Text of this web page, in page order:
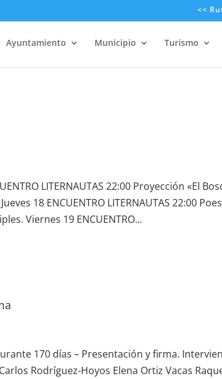
<<
Ayuntamiento Municipio Turismo
LITERNAUTAS 22:00 Proyección «El
18 ENCUENTRO LITERNAUTAS 22:00
Viernes 19 ENCUENTRO...
170 días – Presentación y firma.
Rodríguez-Hoyos Elena Ortiz Vacas